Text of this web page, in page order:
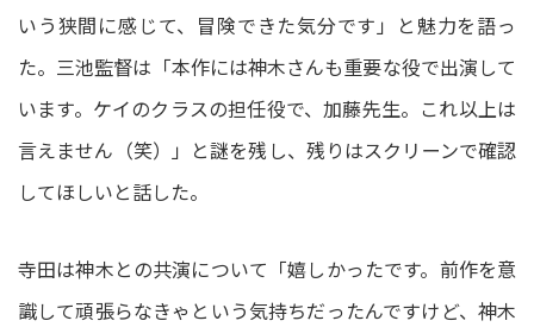
いう狭間に感じて、冒険できた気分です」と魅力を語っ
た。三池監督は「本作には神木さんも重要な役で出演して
います。ケイのクラスの担任役で、加藤先生。これ以上は
言えません（笑）」と謎を残し、残りはスクリーンで確認
してほしいと話した。
寺田は神木との共演について「嬉しかったです。前作を意
識して頑張らなきゃという気持ちだったんですけど、神木